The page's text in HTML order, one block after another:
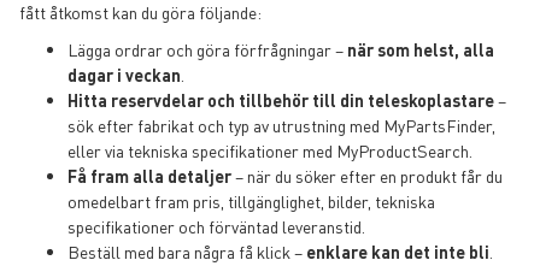
fått åtkomst kan du göra följande:
Lägga ordrar och göra förfrågningar – när som helst, alla
dagar i veckan
Hitta reservdelar och tillbehör till din teleskoplastare–
sök efter fabrikat och typ av utrustning med MyPartsFinder,
eller via tekniska specifikationer med MyProductSearch.
Få fram alla detaljer– när du söker efter en produkt får du
omedelbart fram pris, tillgänglighet, bilder, tekniska
specifikationer och förväntad leveranstid.
Beställ med bara några få klick – enklare kan det inte bli